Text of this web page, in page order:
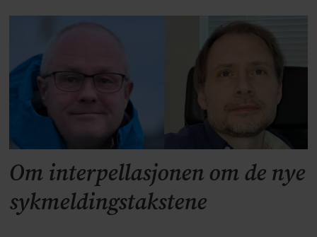
Om interpellasjonen om de nye
sykmeldingstakstene